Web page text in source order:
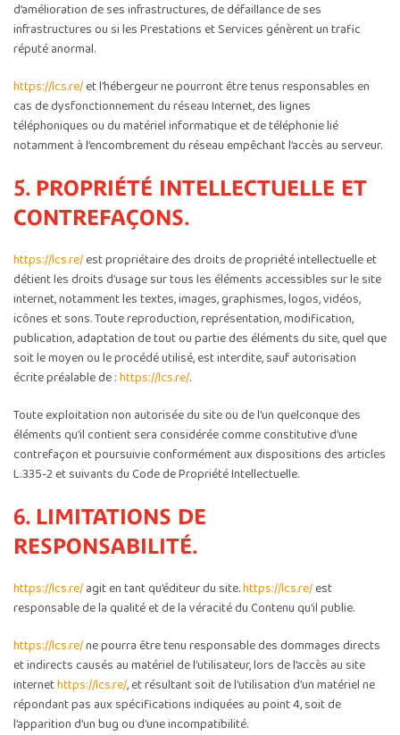
d’amélioration de ses infrastructures, de défaillance de ses
infrastructures ou si les Prestations et Services génèrent un trafic
réputé anormal.
https://lcs.re/et l’hébergeur ne pourront être tenus responsables en
cas de dysfonctionnement du réseau Internet, des lignes
téléphoniques ou du matériel informatique et de téléphonie lié
notamment à l’encombrement du réseau empêchant l’accès au serveur.
5. PROPRIÉTÉ INTELLECTUELLE ET
CONTREFAÇONS.
https://lcs.re/est propriétaire des droits de propriété intellectuelle et
détient les droits d’usage sur tous les éléments accessibles sur le site
internet, notamment les textes, images, graphismes, logos, vidéos,
icônes et sons. Toute reproduction, représentation, modification,
publication, adaptation de tout ou partie des éléments du site, quel que
soit le moyen ou le procédé utilisé, est interdite, sauf autorisation
écrite préalable de :https://lcs.re/.
Toute exploitation non autorisée du site ou de l’un quelconque des
éléments qu’il contient sera considérée comme constitutive d’une
contrefaçon et poursuivie conformément aux dispositions des articles
L.335-2 et suivants du Code de Propriété Intellectuelle.
6. LIMITATIONS DE
RESPONSABILITÉ.
https://lcs.re/agit en tant qu’éditeur du site.https://lcs.re/est
responsable de la qualité et de la véracité du Contenu qu’il publie.
https://lcs.re/ne pourra être tenu responsable des dommages directs
et indirects causés au matériel de l’utilisateur, lors de l’accès au site
internethttps://lcs.re/, et résultant soit de l’utilisation d’un matériel ne
répondant pas aux spécifications indiquées au point 4, soit de
l’apparition d’un bug ou d’une incompatibilité.